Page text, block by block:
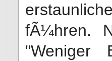
fÃ¼hren.
"Weniger